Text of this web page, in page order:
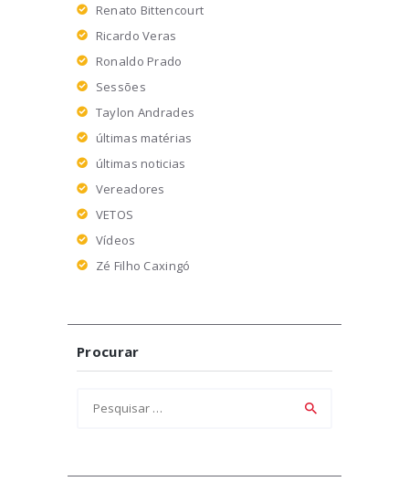
Renato Bittencourt
Ricardo Veras
Ronaldo Prado
Sessões
Taylon Andrades
últimas matérias
últimas noticias
Vereadores
VETOS
Vídeos
Zé Filho Caxingó
Procurar
por: